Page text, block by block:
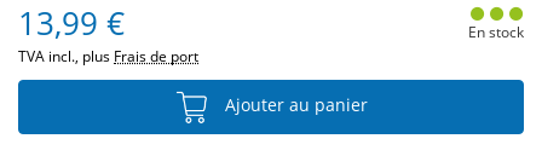
13,99 €
TVA incl., plus Frais de port
En stock
Ajouter au panier